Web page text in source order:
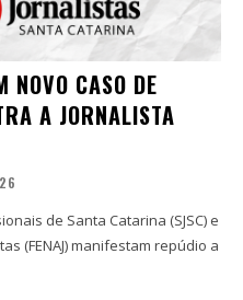
NOVO CASO DE
A JORNALISTA
de Santa Catarina (SJSC) e
(FENAJ) manifestam repúdio a